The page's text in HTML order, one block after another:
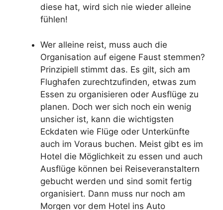
diese hat, wird sich nie wieder alleine
fühlen!
Wer alleine reist, muss auch die
Organisation auf eigene Faust stemmen?
Prinzipiell stimmt das. Es gilt, sich am
Flughafen zurechtzufinden, etwas zum
Essen zu organisieren oder Ausflüge zu
planen. Doch wer sich noch ein wenig
unsicher ist, kann die wichtigsten
Eckdaten wie Flüge oder Unterkünfte
auch im Voraus buchen. Meist gibt es im
Hotel die Möglichkeit zu essen und auch
Ausflüge können bei Reiseveranstaltern
gebucht werden und sind somit fertig
organisiert. Dann muss nur noch am
Morgen vor dem Hotel ins Auto